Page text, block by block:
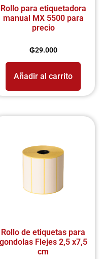
Rollo para etiquetadora
manual MX 5500 para
precio
₲29.000
Añadir al carrito
Rollo de etiquetas para
gondolas Flejes 2,5 x7,5
cm